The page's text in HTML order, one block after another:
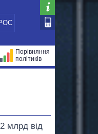
Порівняння
політиків
млрд від